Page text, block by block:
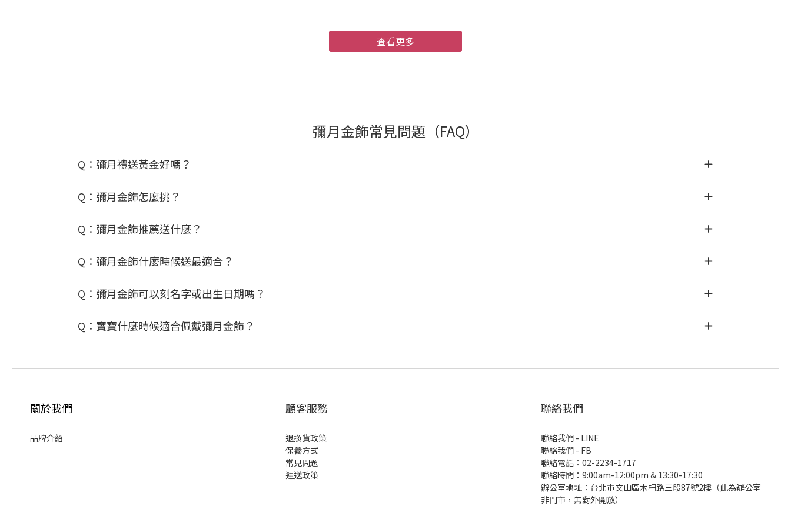
查看更多
彌月金飾常見問題（FAQ）
Q：彌月禮送黃金好嗎？
Q：彌月金飾怎麼挑？
Q：彌月金飾推薦送什麼？
Q：彌月金飾什麼時候送最適合？
Q：彌月金飾可以刻名字或出生日期嗎？
Q：寶寶什麼時候適合佩戴彌月金飾？
關於我們
品牌介紹
顧客服務
退換貨政策
保養方式
常見問題
運送政策
聯絡我們
聯絡我們 - LINE
聯絡我們 - FB
聯絡電話：02-2234-1717
聯絡時間：9:00am-12:00pm & 13:30-17:30
辦公室地址：台北市文山區木柵路三段87號2樓（此為辦公室
非門市，無對外開放）